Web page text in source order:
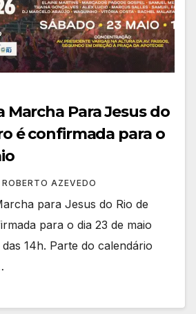
Marcha Para Jesus do
é confirmada para o
ROBERTO AZEVEDO
para Jesus do Rio de
para o dia 23 de maio
14h. Parte do calendário